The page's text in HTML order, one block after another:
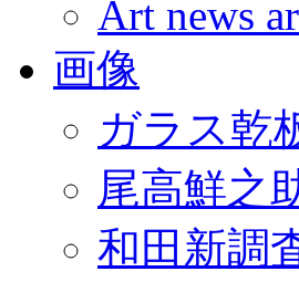
Art news
画像
ガラス乾
尾高鮮之
和田新調